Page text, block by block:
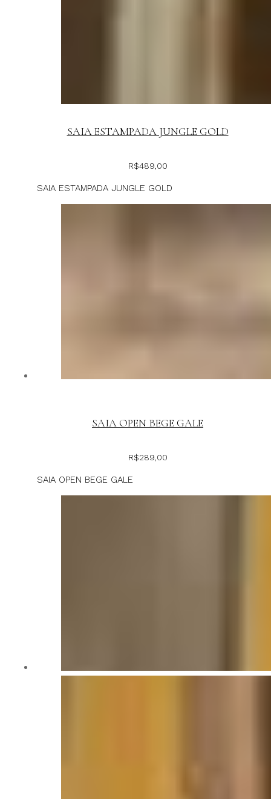
SAIA ESTAMPADA JUNGLE GOLD
R$489,00
SAIA ESTAMPADA JUNGLE GOLD
SAIA OPEN BEGE GALE
R$289,00
SAIA OPEN BEGE GALE